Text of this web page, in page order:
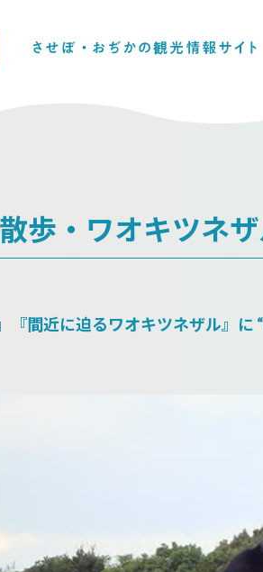
歩・ワオキツネ
『間近に迫るワオキツネザル』に “